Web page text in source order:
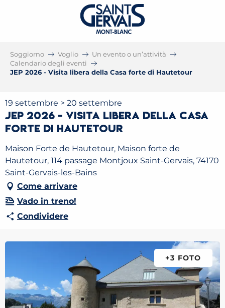
Soggiorno Voglio
Un evento o un’attività
Calendario degli eventi
JEP 2026 - Visita libera della Casa forte di Hautetour
19 settembre > 20 settembre
JEP 2026 - Visita libera della Casa
forte di Hautetour
Maison Forte de Hautetour, Maison forte de
Hautetour, 114 passage Montjoux Saint-Gervais, 74170
Saint-Gervais-les-Bains
Come arrivare
Vado in treno!
Condividere
+3 FOTO